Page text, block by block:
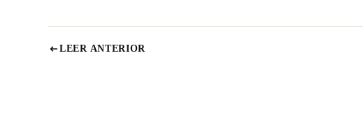
LEER ANTERIOR